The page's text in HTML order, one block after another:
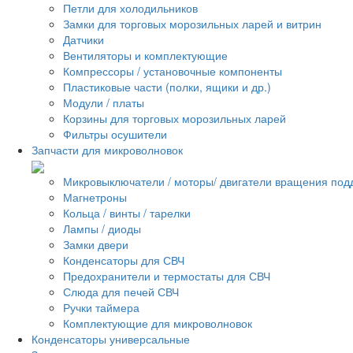
Петли для холодильников
Замки для торговых морозильных ларей и витрин
Датчики
Вентиляторы и комплектующие
Компрессоры / установочные компоненты
Пластиковые части (полки, ящики и др.)
Модули / платы
Корзины для торговых морозильных ларей
Фильтры осушители
Запчасти для микроволновок
Микровыключатели / моторы/ двигатели вращения
Магнетроны
Кольца / винты / тарелки
Лампы / диоды
Замки двери
Конденсаторы для СВЧ
Предохранители и термостаты для СВЧ
Слюда для печей СВЧ
Ручки таймера
Комплектующие для микроволновок
Конденсаторы универсальные